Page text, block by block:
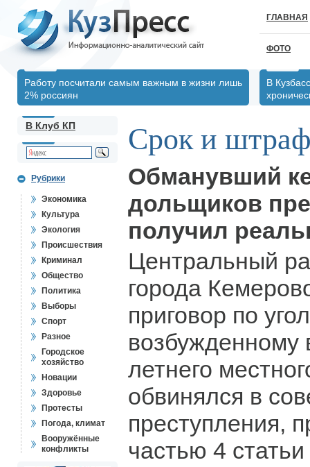
ГЛАВНАЯ
ФОТО
Работу посчитали самым важным в жизни лишь
2% россиян
В
В Клуб КП
Рубрики
Экономика
Культура
Экология
Происшествия
Криминал
Общество
Политика
Выборы
Спорт
Разное
Городское
хозяйство
Новации
Здоровье
Протесты
Погода, климат
Вооружённые
конфликты
Срок и
Обманувший
дольщиков
получил
Центральный
города
приговор по
возбужденному
летнего
обвинялся в
преступления,
частью 4